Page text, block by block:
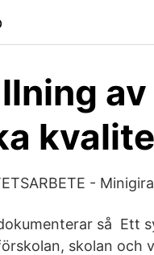
-
så Ett
skolan och